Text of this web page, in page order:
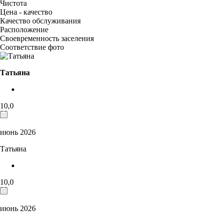
Чистота
Цена - качество
Качество обслуживания
Расположение
Своевременность заселения
Соответствие фото
Татьяна
10,0
июнь 2026
Татьяна
10,0
июнь 2026